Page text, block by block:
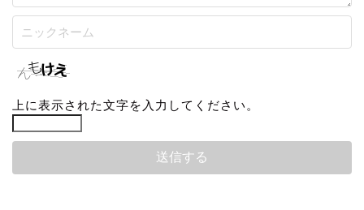
上に表示された文字を入力してください。